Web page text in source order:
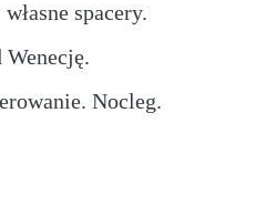
spacery.
Wenecję.
Nocleg.